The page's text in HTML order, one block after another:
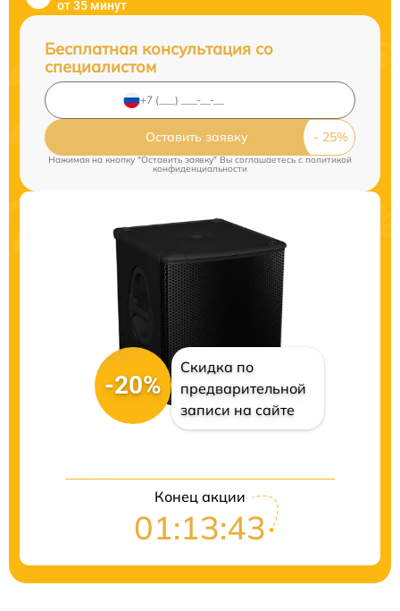
от 35 минут
Бесплатная консультация со
специалистом
Оставить заявку
Нажимая на кнопку "Оставить заявку" Вы соглашаетесь cполитикой
конфиденциальности
-20%
Скидка по
предварительной
записи на сайте
Конец акции
01:13:42